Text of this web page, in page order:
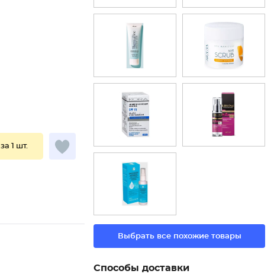
за 1 шт.
Выбрать все похожие товары
Способы доставки